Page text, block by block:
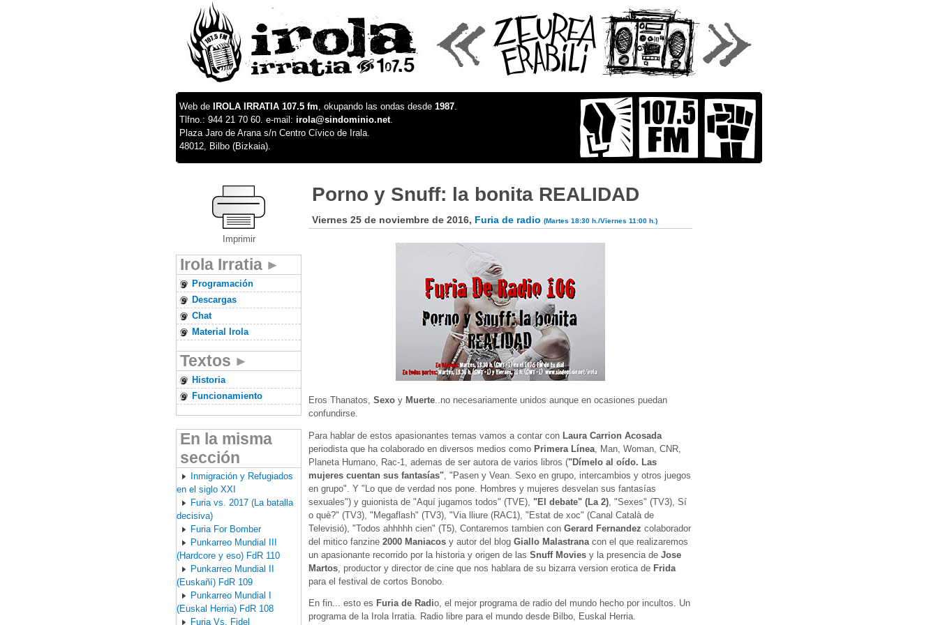
Web de IROLA IRRATIA 107.5 fm, okupando las ondas desde 1987.
Tlfno.: 944 21 70 60. e-mail: irola@sindominio.net.
Plaza Jaro de Arana s/n Centro Cívico de Irala.
48012, Bilbo (Bizkaia).
Imprimir
Irola Irratia
Programación
Descargas
Chat
Material Irola
Textos
Historia
Funcionamiento
En la misma
sección
Inmigración y Refugiados
en el siglo XXI
Furia vs. 2017 (La batalla
decisiva)
Furia For Bomber
Punkarreo Mundial III
(Hardcore y eso) FdR 110
Punkarreo Mundial II
(Euskañí) FdR 109
Punkarreo Mundial I
(Euskal Herria) FdR 108
Furia Vs. Fidel
Porno y Snuff: la bonita REALIDAD
Viernes 25 de noviembre de 2016, Furia de radio (Martes 18:30 h./Viernes 11:00 h.)
Eros Thanatos, Sexo y Muerte ..no necesariamente unidos aunque en ocasiones puedan
confundirse.
Para hablar de estos apasionantes temas vamos a contar con Laura Carrion Acosada
periodista que ha colaborado en diversos medios como Primera Línea , Man, Woman, CNR,
Planeta Humano, Rac-1, ademas de ser autora de varios libros ("Dímelo al oído. Las
mujeres cuentan sus fantasías" , "Pasen y Vean. Sexo en grupo, intercambios y otros juegos
en grupo". Y "Lo que de verdad nos pone. Hombres y mujeres desvelan sus fantasías
sexuales") y guionista de "Aquí jugamos todos" (TVE), "El debate" (La 2) , "Sexes" (TV3), Sí
o què?" (TV3), "Megaflash" (TV3), "Via lliure (RAC1), "Estat de xoc" (Canal Català de
Televisió), "Todos ahhhhh cien" (T5), Contaremos tambien con Gerard Fernandez colaborador
del mitico fanzine 2000 Maniacos y autor del blog Giallo Malastrana con el que realizaremos
un apasionante recorrido por la historia y origen de las Snuff Movies y la presencia de Jose
Martos , productor y director de cine que nos hablara de su bizarra version erotica de Frida
para el festival de cortos Bonobo.
En fin... esto es Furia de Radio, el mejor programa de radio del mundo hecho por incultos. Un
programa de la Irola Irratia. Radio libre para el mundo desde Bilbo, Euskal Herria.